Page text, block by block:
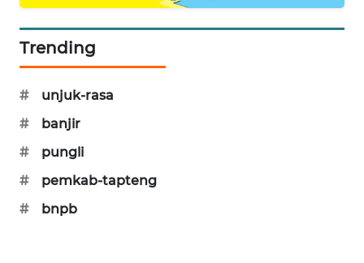
Trending
#
unjuk-rasa
#
banjir
#
pungli
#
pemkab-tapteng
#
bnpb
NEWS
KARING
NEWS
MARITIM
HUMBANG
NEWS